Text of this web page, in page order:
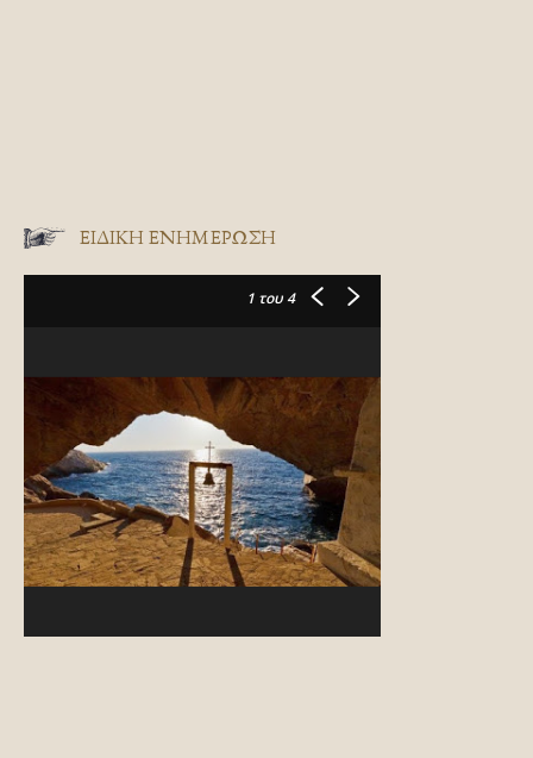
ΕΙΔΙΚΉ ΕΝΗΜΈΡΩΣΗ
1 του 4